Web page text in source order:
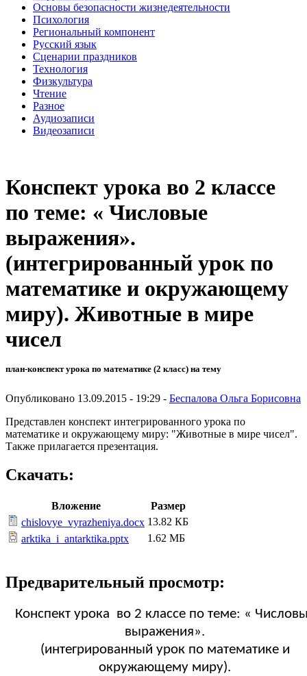
Основы безопасности жизнедеятельности
Психология
Региональный компонент
Русский язык
Сценарии праздников
Технология
Физкультура
Чтение
Разное
Аудиозаписи
Видеозаписи
Конспект урока во 2 классе
по теме: « Числовые
выражения».
(интегрированный урок по
математике и окружающему
миру). Животные в мире
чисел
план-конспект урока по математике (2 класс) на тему
Опубликовано 13.09.2015 - 19:29 - Беспалова Ольга Борисовна
Представлен конспект интегрированного урока по
математике и окружающему миру: "Животные в мире чисел".
Также прилагается презентация.
Скачать:
Вложение
Размер
chislovye_vyrazheniya.docx 13.82 КБ
arktika_i_antarktika.pptx
1.62 МБ
Предварительный просмотр:
Конспект урока во 2 классе по теме: «
выражения».
(интегрированный урок по математике и
окружающему миру).